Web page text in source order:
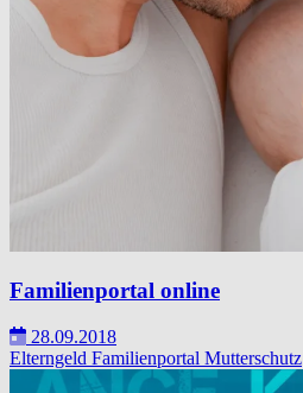
Familienportal online
28.09.2018
Elterngeld Familienportal Mutterschutz